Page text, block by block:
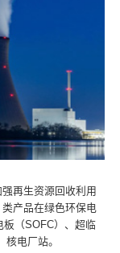
再生资源回收利用
产品在绿色环保电
板（SOFC）、超临
电厂站。